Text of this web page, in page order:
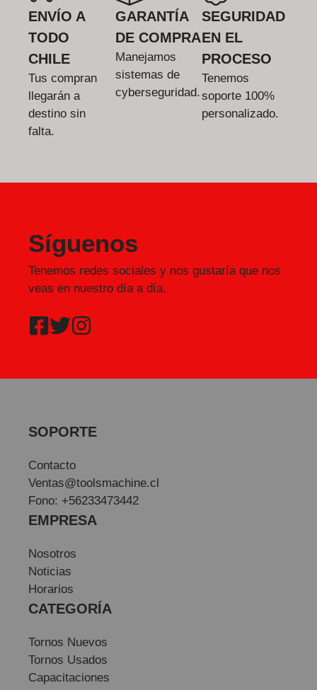
ENVÍO A
TODO
CHILE
Tus compran
llegarán a
destino sin
falta.
GARANTÍA
DE COMPRA
Manejamos
sistemas de
cyberseguridad.
SEGURIDAD
EN EL
PROCESO
Tenemos
soporte 100%
personalizado.
Síguenos
Tenemos redes sociales y nos gustaría que nos
veas en nuestro día a día.
SOPORTE
Contacto
Ventas@toolsmachine.cl
Fono: +56233473442
EMPRESA
Nosotros
Noticias
Horarios
CATEGORÍA
Tornos Nuevos
Tornos Usados
Capacitaciones